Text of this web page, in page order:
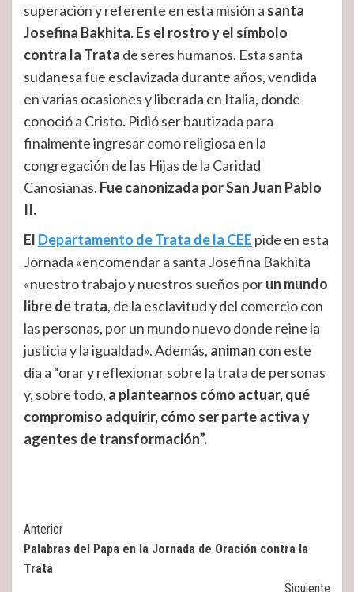
superación y referente en esta misión a santa
Josefina Bakhita.Es el rostro y el símbolo
contra la Trata de seres humanos. Esta santa
sudanesa fue esclavizada durante años, vendida
en varias ocasiones y liberada en Italia, donde
conoció a Cristo. Pidió ser bautizada para
finalmente ingresar como religiosa en la
congregación de las Hijas de la Caridad
Canosianas. Fue canonizada por San Juan Pablo
II.
El Departamento de Trata de la CEE pide en esta
Jornada «encomendar a santa Josefina Bakhita
«nuestro trabajo y nuestros sueños porun mundo
libre de trata, de la esclavitud y del comercio con
las personas, por un mundo nuevo donde reine la
justicia y la igualdad». Además, animan con este
día a “orar y reflexionar sobre la trata de personas
y, sobre todo, a plantearnos cómo actuar, qué
compromiso adquirir, cómo ser parte activa y
agentes de transformación”.
Post
Navigation
Anterior
Palabras del Papa en la Jornada de Oración contra la
Trata
Siguiente